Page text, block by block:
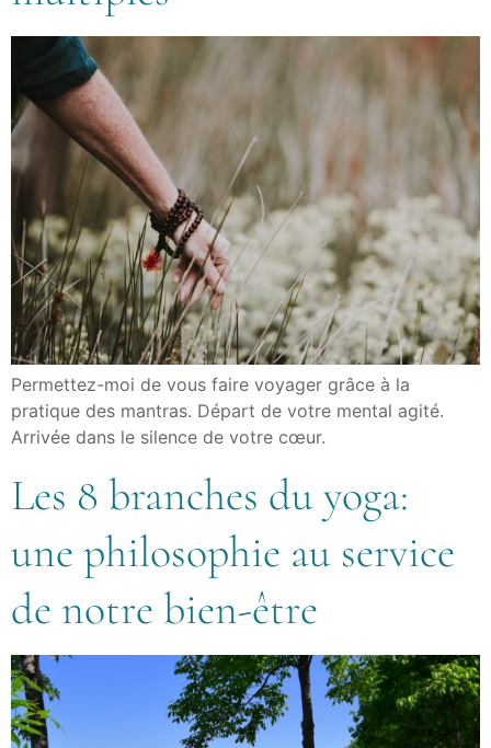
Permettez-moi de vous faire voyager grâce à la
pratique des mantras. Départ de votre mental agité.
Arrivée dans le silence de votre cœur.
Les 8 branches du yoga:
une philosophie au service
de notre bien-être